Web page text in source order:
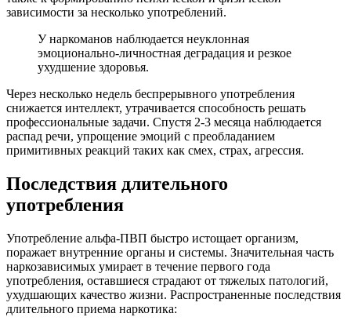
зависимости за несколько употреблений.
У наркоманов наблюдается неуклонная
эмоционально-личностная деградация и резкое
ухудшение здоровья.
Через несколько недель беспрерывного употребления
снижается интеллект, утрачивается способность решать
профессиональные задачи. Спустя 2-3 месяца наблюдается
распад речи, упрощение эмоций с преобладанием
примитивных реакций таких как смех, страх, агрессия.
Последствия длительного
употребления
Употребление альфа-ПВП быстро истощает организм,
поражает внутренние органы и системы. Значительная часть
наркозависимых умирает в течение первого года
употребления, оставшиеся страдают от тяжелых патологий,
ухудшающих качество жизни. Распространенные последствия
длительного приема наркотика: